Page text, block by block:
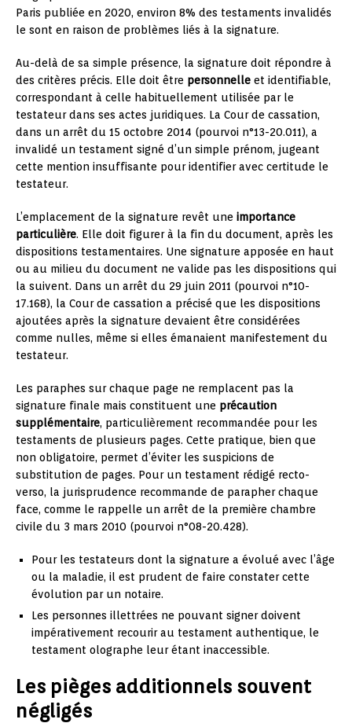
Paris publiée en 2020, environ 8% des testaments invalidés
le sont en raison de problèmes liés à la signature.
Au-delà de sa simple présence, la signature doit répondre à
des critères précis. Elle doit être personnelle et identifiable,
correspondant à celle habituellement utilisée par le
testateur dans ses actes juridiques. La Cour de cassation,
dans un arrêt du 15 octobre 2014 (pourvoi n°13-20.011), a
invalidé un testament signé d’un simple prénom, jugeant
cette mention insuffisante pour identifier avec certitude le
testateur.
L’emplacement de la signature revêt une importance
particulière. Elle doit figurer à la fin du document, après les
dispositions testamentaires. Une signature apposée en haut
ou au milieu du document ne valide pas les dispositions qui
la suivent. Dans un arrêt du 29 juin 2011 (pourvoi n°10-
17.168), la Cour de cassation a précisé que les dispositions
ajoutées après la signature devaient être considérées
comme nulles, même si elles émanaient manifestement du
testateur.
Les paraphes sur chaque page ne remplacent pas la
signature finale mais constituent une précaution
supplémentaire, particulièrement recommandée pour les
testaments de plusieurs pages. Cette pratique, bien que
non obligatoire, permet d’éviter les suspicions de
substitution de pages. Pour un testament rédigé recto-
verso, la jurisprudence recommande de parapher chaque
face, comme le rappelle un arrêt de la première chambre
civile du 3 mars 2010 (pourvoi n°08-20.428).
Pour les testateurs dont la signature a évolué avec l’âge
ou la maladie, il est prudent de faire constater cette
évolution par un notaire.
Les personnes illettrées ne pouvant signer doivent
impérativement recourir au testament authentique, le
testament olographe leur étant inaccessible.
Les pièges additionnels souvent
négligés